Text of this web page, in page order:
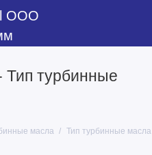
турбинные
масла Тип турбинные масла